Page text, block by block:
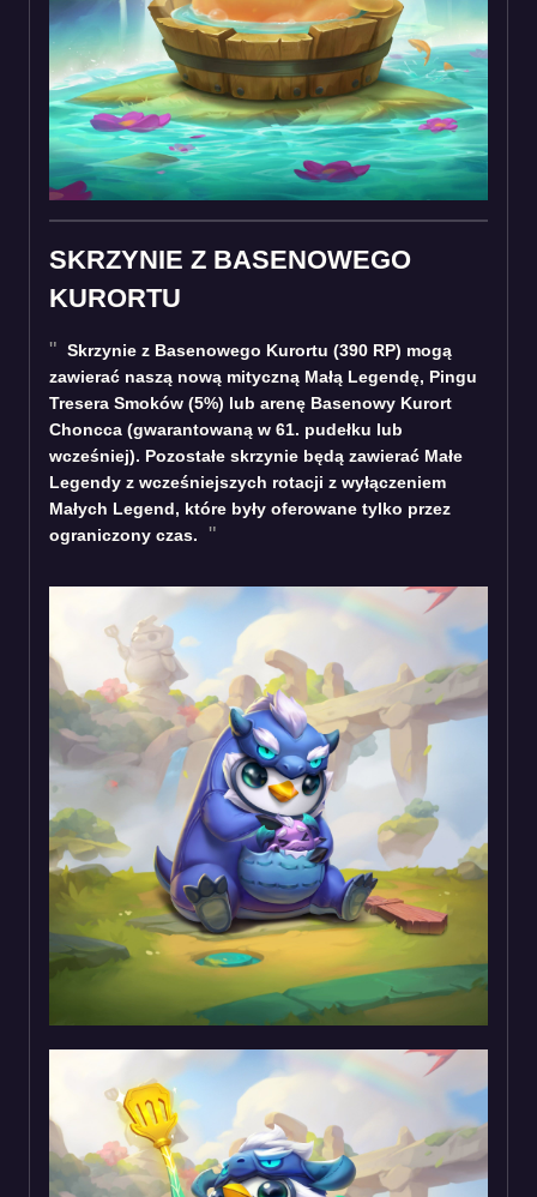
SKRZYNIE Z BASENOWEGO
KURORTU
Skrzynie z Basenowego Kurortu (390 RP) mogą
zawierać naszą nową mityczną Małą Legendę, Pingu
Tresera Smoków (5%) lub arenę Basenowy Kurort
Choncca (gwarantowaną w 61. pudełku lub
wcześniej). Pozostałe skrzynie będą zawierać Małe
Legendy z wcześniejszych rotacji z wyłączeniem
Małych Legend, które były oferowane tylko przez
ograniczony czas.